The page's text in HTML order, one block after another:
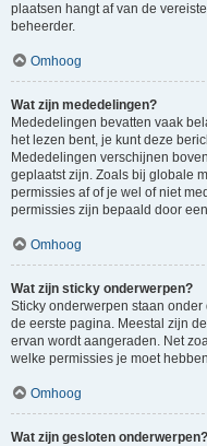
plaatsen hangt af van de
beheerder.
Omhoog
Wat zijn mededelingen?
Mededelingen bevatten vaak
het lezen bent, je kunt deze
Mededelingen verschijnen
geplaatst zijn. Zoals bij globale
permissies af of je wel of niet
permissies zijn bepaald door
Omhoog
Wat zijn sticky onderwerpen?
Sticky onderwerpen staan
de eerste pagina. Meestal zijn
ervan wordt aangeraden. Net
welke permissies je moet
Omhoog
Wat zijn gesloten onderwerpen?